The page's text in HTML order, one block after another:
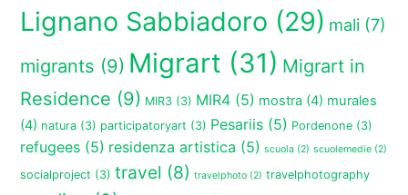
Lignano Sabbiadoro (29) mali (7)
migrants (9) Migrart (31) Migrart in
Residence (9) MIR3 (3) MIR4 (5) mostra (4) murales
(4) natura (3) participatoryart (3) Pesariis (5) Pordenone (3)
refugees (5) residenza artistica (5) scuola (2) scuolemedie (2)
socialproject (3) travel (8) travelphoto (2) travelphotography